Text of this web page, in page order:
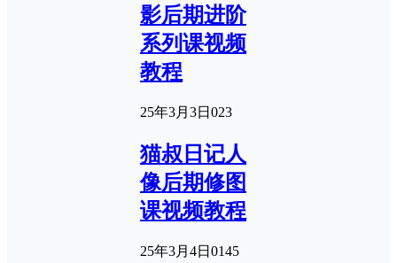
影后期进阶
系列课视频
教程
25年3月3日 023
猫叔日记人
像后期修图
课视频教程
25年3月4日 0145